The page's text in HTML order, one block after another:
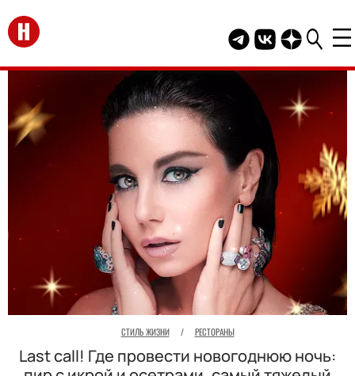
Перейти на главную
Telegram канал
Группа HELLO
Канал
СТИЛЬ ЖИЗНИ / РЕСТОРАНЫ
Last call! Где провести новогоднюю ночь: